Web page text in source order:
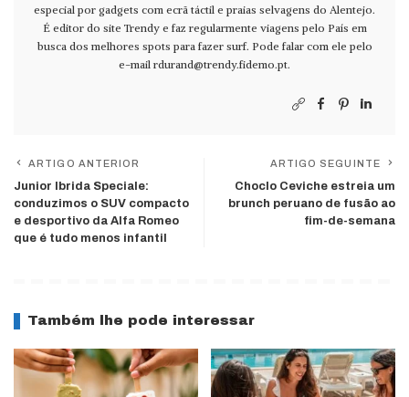
especial por gadgets com ecrã táctil e praias selvagens do Alentejo.
É editor do site Trendy e faz regularmente viagens pelo País em
busca dos melhores spots para fazer surf. Pode falar com ele pelo
e-mail rdurand@trendy.fidemo.pt.
ARTIGO ANTERIOR
Junior Ibrida Speciale:
conduzimos o SUV compacto
e desportivo da Alfa Romeo
que é tudo menos infantil
ARTIGO SEGUINTE
Choclo Ceviche estreia um
brunch peruano de fusão ao
fim-de-semana
Também lhe pode interessar